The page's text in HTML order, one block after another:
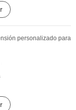
personalizado para